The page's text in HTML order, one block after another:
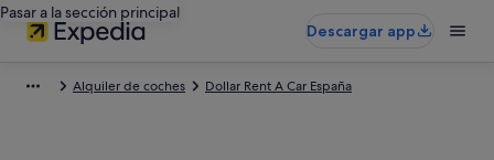
Pasar a la sección principal
Descargar app
Alquiler de coches Dollar Rent A Car España